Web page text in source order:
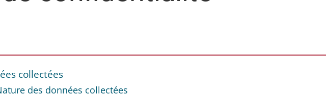
collectées
des données collectées